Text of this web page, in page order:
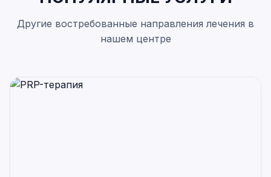
Другие востребованные направления лечения в
нашем центре